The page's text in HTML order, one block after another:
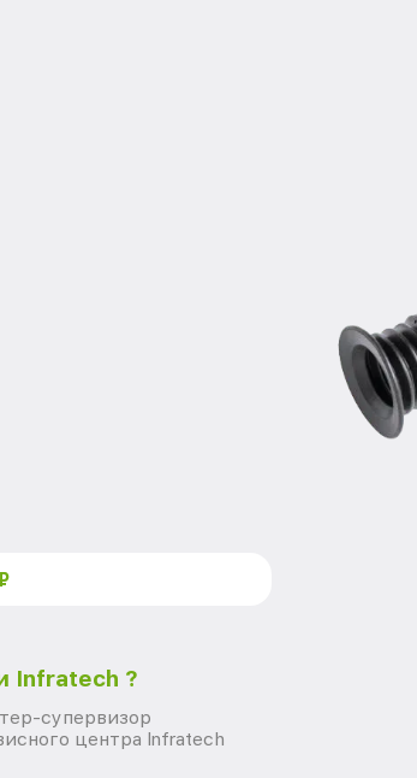
Infratech ?
супервизор
центра Infratech